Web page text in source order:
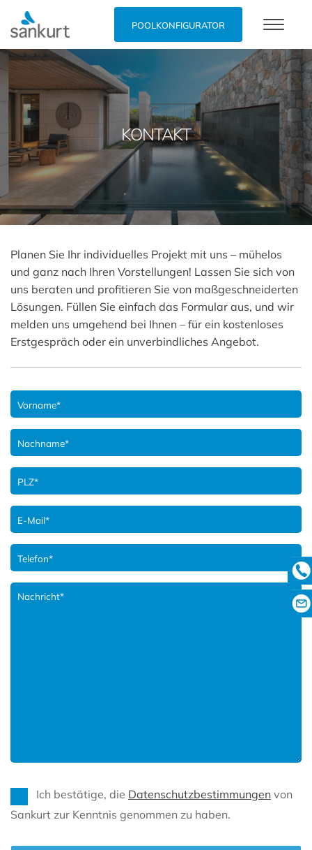
POOLKONFIGURATOR
KONTAKT
Planen Sie Ihr individuelles Projekt mit uns – mühelos
und ganz nach Ihren Vorstellungen! Lassen Sie sich von
uns beraten und profitieren Sie von maßgeschneiderten
Lösungen. Füllen Sie einfach das Formular aus, und wir
melden uns umgehend bei Ihnen – für ein kostenloses
Erstgespräch oder ein unverbindliches Angebot.
Ich bestätige, die Datenschutzbestimmungen von
Sankurt zur Kenntnis genommen zu haben.